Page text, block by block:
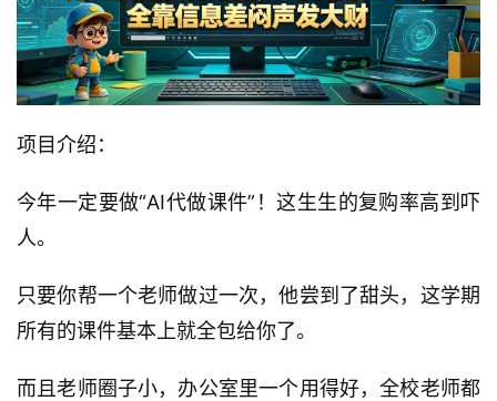
项目介绍：
今年一定要做“AI代做课件”！这生生的复购率高到吓
人。
只要你帮一个老师做过一次，他尝到了甜头，这学期
所有的课件基本上就全包给你了。
而且老师圈子小，办公室里一个用得好，全校老师都